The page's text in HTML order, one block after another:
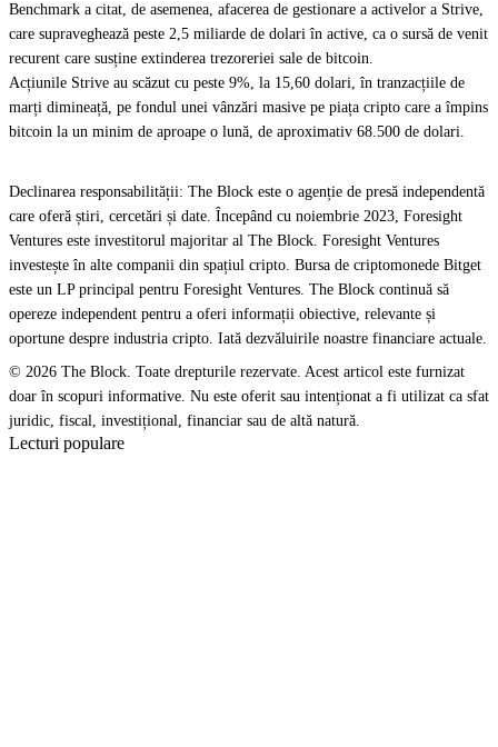
Benchmark a citat, de asemenea, afacerea de gestionare a activelor a Strive,
care supraveghează peste 2,5 miliarde de dolari în active, ca o sursă de venit
recurent care susține extinderea trezoreriei sale de bitcoin.
Acțiunile Strive au scăzut cu peste 9%, la 15,60 dolari, în tranzacțiile de
marți dimineață, pe fondul unei vânzări masive pe piața cripto care a împins
bitcoin la un minim de aproape o lună, de aproximativ 68.500 de dolari.
Declinarea responsabilității: The Block este o agenție de presă independentă
care oferă știri, cercetări și date. Începând cu noiembrie 2023, Foresight
Ventures este investitorul majoritar al The Block. Foresight Ventures
investește în alte companii din spațiul cripto. Bursa de criptomonede Bitget
este un LP principal pentru Foresight Ventures. The Block continuă să
opereze independent pentru a oferi informații obiective, relevante și
oportune despre industria cripto. Iată dezvăluirile noastre financiare actuale.
© 2026 The Block. Toate drepturile rezervate. Acest articol este furnizat
doar în scopuri informative. Nu este oferit sau intenționat a fi utilizat ca sfat
juridic, fiscal, investițional, financiar sau de altă natură.
Lecturi populare